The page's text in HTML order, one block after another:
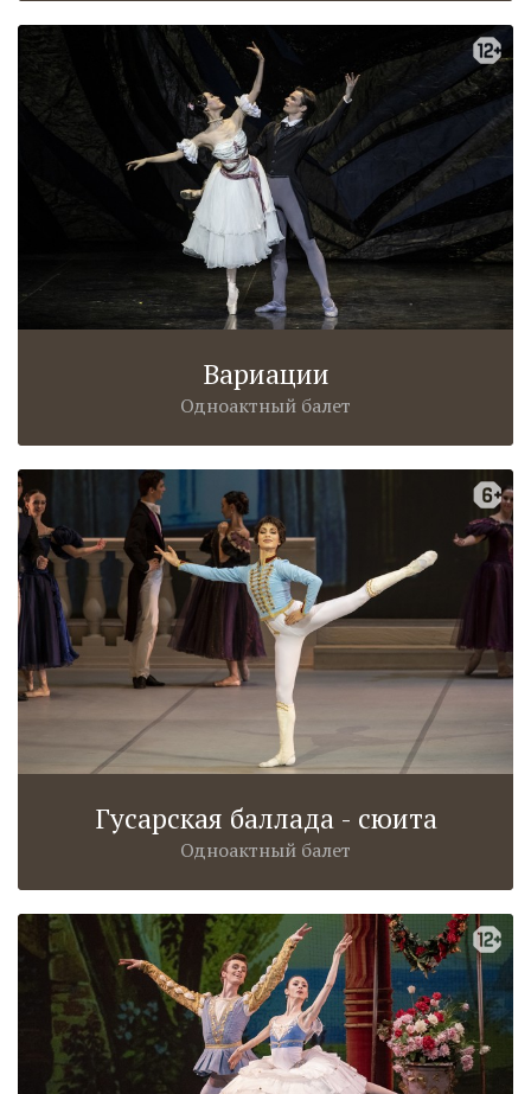
Вариации
Одноактный балет
Гусарская баллада - сюита
Одноактный балет